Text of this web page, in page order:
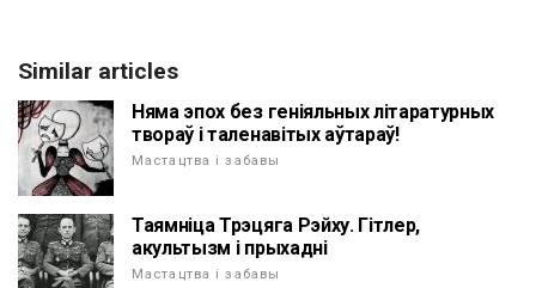
Similar articles
Няма эпох без геніяльных літаратурных
твораў і таленавітых аўтараў!
Мастацтва і забавы
Таямніца Трэцяга Рэйху. Гітлер,
акультызм і прыхадні
Мастацтва і забавы